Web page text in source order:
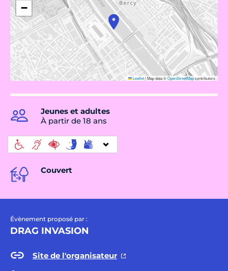
−
Leaflet|Map data ©OpenStreetMapcontributors
Jeunes et adultes
À partir de 18 ans
Couvert
Évènement proposé par :
DRAG INVASION
Site de l'organisateur